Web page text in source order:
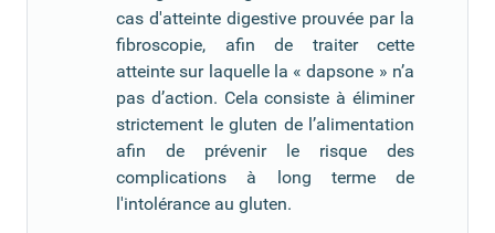
cas d'atteinte digestive prouvée par la
fibroscopie, afin de traiter cette
atteinte sur laquelle la « dapsone » n’a
pas d’action. Cela consiste à éliminer
strictement le gluten de l’alimentation
afin de prévenir le risque des
complications à long terme de
l'intolérance au gluten.